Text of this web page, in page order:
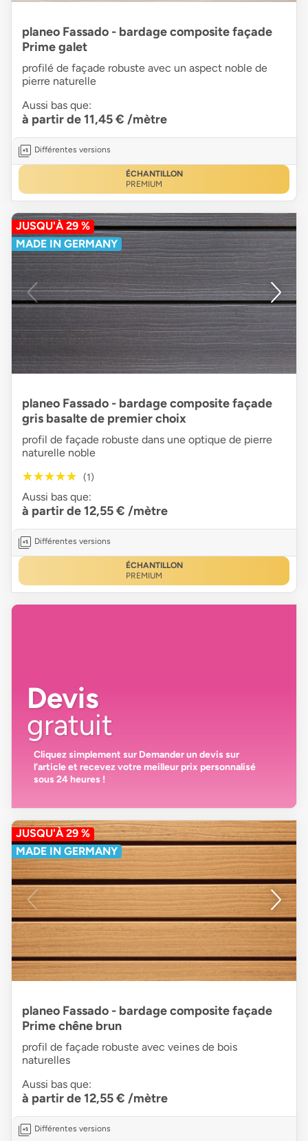
planeo Fassado - bardage composite façade
Prime galet
profilé de façade robuste avec un aspect noble de
pierre naturelle
Aussi bas que:
à partir de 11,45 € /mètre
Différentes versions
ÉCHANTILLON
PREMIUM
JUSQU'À 29 %
MADE IN GERMANY
planeo Fassado - bardage composite façade
gris basalte de premier choix
profil de façade robuste dans une optique de pierre
naturelle noble
★★★★★
★★★★★ (1)
Aussi bas que:
à partir de 12,55 € /mètre
Différentes versions
ÉCHANTILLON
PREMIUM
Devis
gratuit
Cliquez simplement sur Demander un devissur
l’article et recevez votremeilleur prix personnalisé
sous 24 heures !
JUSQU'À 29 %
MADE IN GERMANY
planeo Fassado - bardage composite façade
Prime chêne brun
profil de façade robuste avec veines de bois
naturelles
Aussi bas que:
à partir de 12,55 € /mètre
Différentes versions